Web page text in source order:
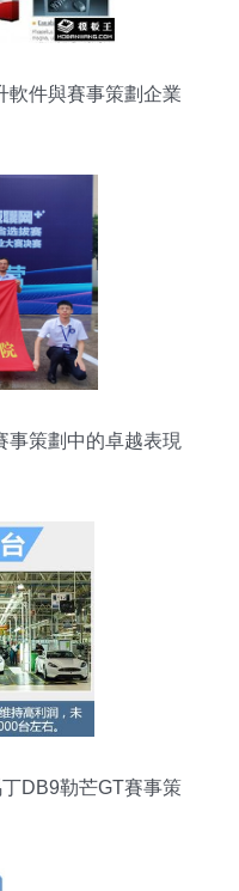
軟件與賽事策劃企業
事策劃中的卓越表現
DB9勒芒GT賽事策